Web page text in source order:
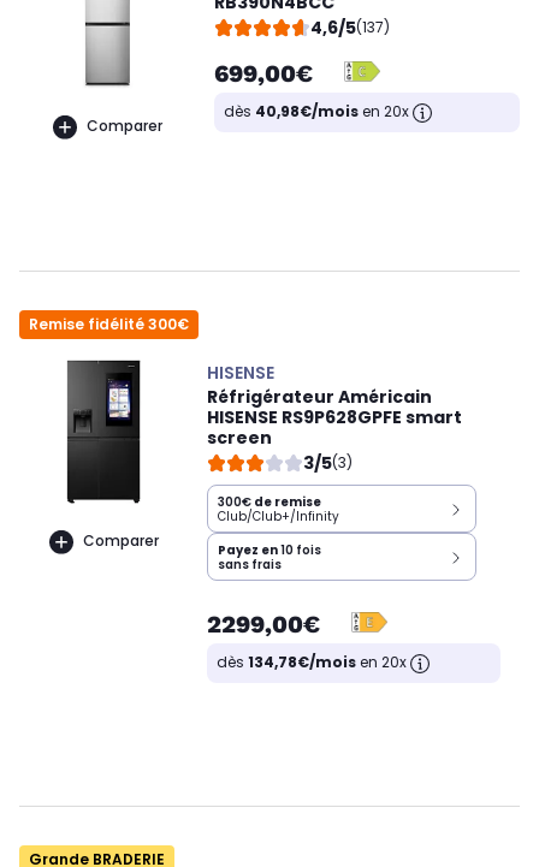
Comparer
4,6/5(137)
699,00€
dès 40,98€/moisen 20x
Remise fidélité 300€
Comparer
HISENSE
Réfrigérateur Américain
HISENSE RS9P628GPFE smart
screen
3/5(3)
300€ de remise
Club/Club+/Infinity
Payez en10 fois
sans frais
2299,00€
dès 134,78€/moisen 20x
Grande BRADERIE